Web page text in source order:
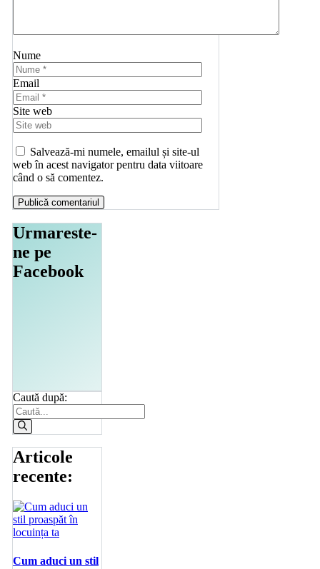
Nume
Email
Site web
Salvează-mi numele, emailul și site-ul
web în acest navigator pentru data viitoare
când o să comentez.
Urmareste-
ne pe
Facebook
Caută după:
Articole
recente:
Cum aduci un stil